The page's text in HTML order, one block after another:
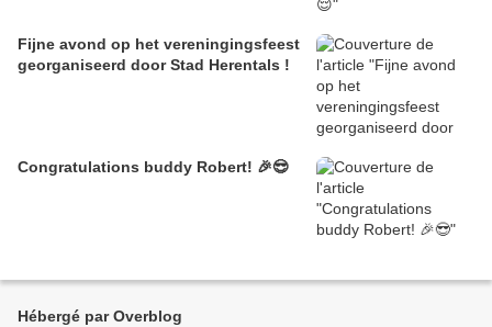
Fijne avond op het vereningingsfeest
georganiseerd door Stad Herentals !
Congratulations buddy Robert! 🎉😎
Hébergé par Overblog